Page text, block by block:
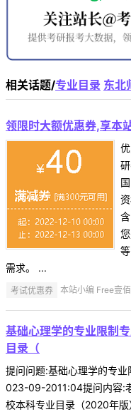
相关话题/专业目录 东北
领限时大额优惠券,享本
需求。 ...
考试优惠券 本站小编 Free壹
基础心理学的专业限制
目录（
提问问题:基础心理学的专
023-09-2011:04提问内容:
校本科专业目录（2020年